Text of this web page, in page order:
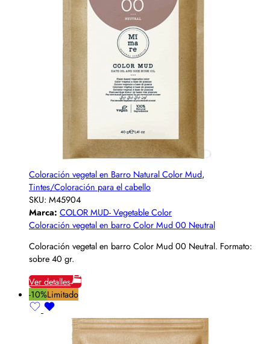
Coloración vegetal en Barro Natural Color Mud,
Tintes/Coloración para el cabello
SKU: M45904
Marca: COLOR MUD- Vegetable Color
Coloración vegetal en barro Color Mud 00 Neutral
Coloración vegetal en barro Color Mud 00 Neutral. Formato:
sobre 40 gr.
Ver detalles
-10%Limitado